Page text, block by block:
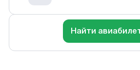
Найти